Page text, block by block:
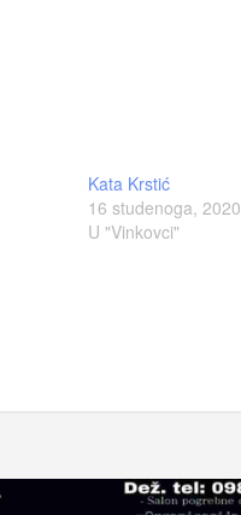
Kata Krstić
16 studenoga, 2020
U "Vinkovci"